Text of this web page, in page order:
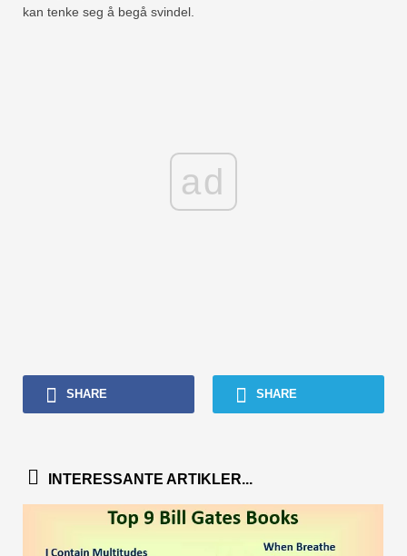
kan tenke seg å begå svindel.
ad
SHARE SHARE
INTERESSANTE ARTIKLER...